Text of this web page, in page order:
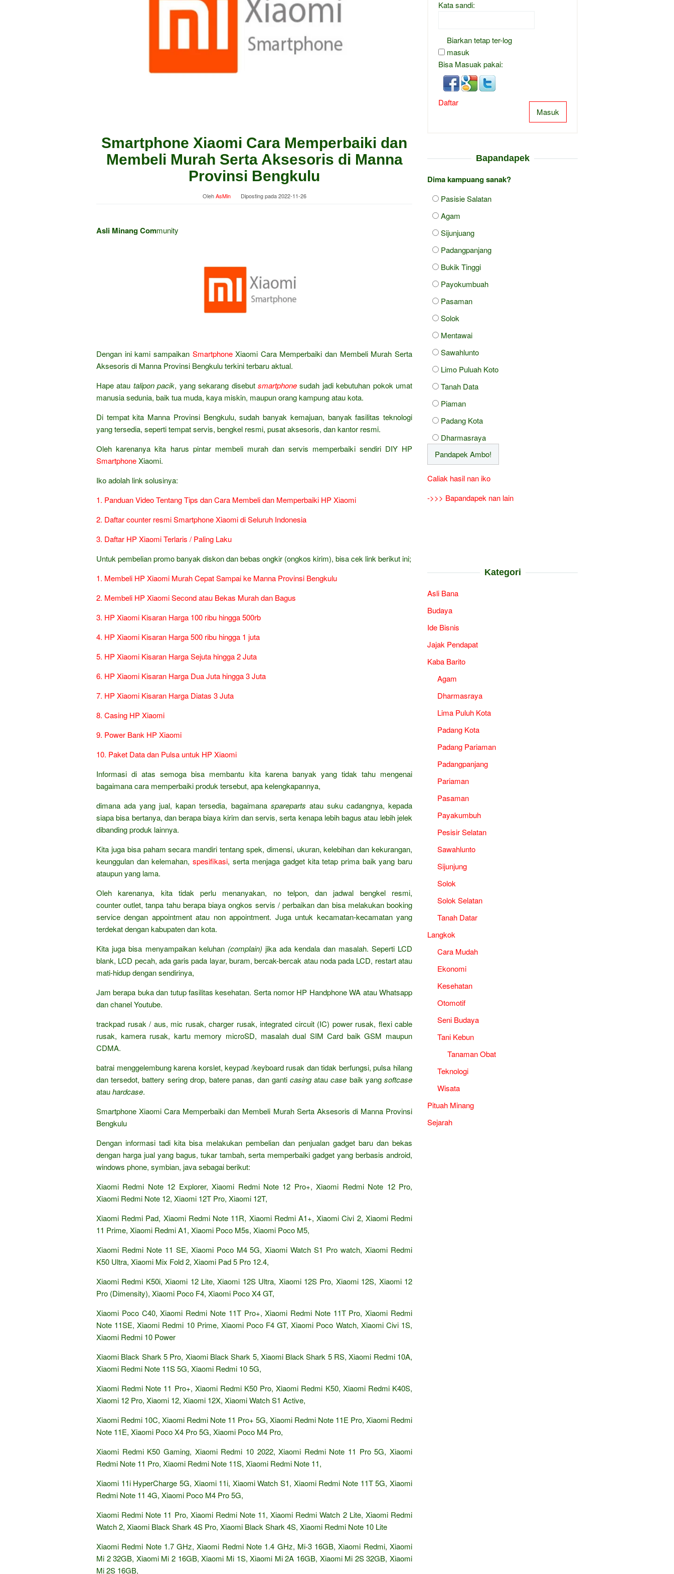
Smartphone Xiaomi Cara Memperbaiki dan
Membeli Murah Serta Aksesoris di Manna
Provinsi Bengkulu
OlehAsMin Diposting pada2022-11-26
Asli Minang Community
Dengan ini kami sampaikan SmartphoneXiaomi Cara Memperbaiki dan Membeli Murah Serta
Aksesoris di Manna Provinsi Bengkulu terkini terbaru aktual.
Hape atau talipon pacik, yang sekarang disebut smartphonesudah jadi kebutuhan pokok umat
manusia sedunia, baik tua muda, kaya miskin, maupun orang kampung atau kota.
Di tempat kita Manna Provinsi Bengkulu, sudah banyak kemajuan, banyak fasilitas teknologi
yang tersedia, seperti tempat servis, bengkel resmi, pusat aksesoris, dan kantor resmi.
Oleh karenanya kita harus pintar membeli murah dan servis memperbaiki sendiri DIY HP
SmartphoneXiaomi.
Iko adolah link solusinya:
1. Panduan Video Tentang Tips dan Cara Membeli dan Memperbaiki HP Xiaomi
2. Daftar counter resmi Smartphone Xiaomi di Seluruh Indonesia
3. Daftar HP Xiaomi Terlaris / Paling Laku
Untuk pembelian promo banyak diskon dan bebas ongkir (ongkos kirim), bisa cek link berikut ini;
1. Membeli HP Xiaomi Murah Cepat Sampai ke Manna Provinsi Bengkulu
2. Membeli HP Xiaomi Second atau Bekas Murah dan Bagus
3. HP Xiaomi Kisaran Harga 100 ribu hingga 500rb
4. HP Xiaomi Kisaran Harga 500 ribu hingga 1 juta
5. HP Xiaomi Kisaran Harga Sejuta hingga 2 Juta
6. HP Xiaomi Kisaran Harga Dua Juta hingga 3 Juta
7. HP Xiaomi Kisaran Harga Diatas 3 Juta
8. Casing HP Xiaomi
9. Power Bank HP Xiaomi
10. Paket Data dan Pulsa untuk HP Xiaomi
Informasi di atas semoga bisa membantu kita karena banyak yang tidak tahu mengenai
bagaimana cara memperbaiki produk tersebut, apa kelengkapannya,
dimana ada yang jual, kapan tersedia, bagaimana spareparts atau suku cadangnya, kepada
siapa bisa bertanya, dan berapa biaya kirim dan servis, serta kenapa lebih bagus atau lebih jelek
dibanding produk lainnya.
Kita juga bisa paham secara mandiri tentang spek, dimensi, ukuran, kelebihan dan kekurangan,
keunggulan dan kelemahan, spesifikasi, serta menjaga gadget kita tetap prima baik yang baru
ataupun yang lama.
Oleh karenanya, kita tidak perlu menanyakan, no telpon, dan jadwal bengkel resmi,
counter outlet, tanpa tahu berapa biaya ongkos servis / perbaikan dan bisa melakukan booking
service dengan appointment atau non appointment. Juga untuk kecamatan-kecamatan yang
terdekat dengan kabupaten dan kota.
Kita juga bisa menyampaikan keluhan (complain) jika ada kendala dan masalah. Seperti LCD
blank, LCD pecah, ada garis pada layar, buram, bercak-bercak atau noda pada LCD, restart atau
mati-hidup dengan sendirinya,
Jam berapa buka dan tutup fasilitas kesehatan. Serta nomor HP Handphone WA atau Whatsapp
dan chanel Youtube.
trackpad rusak / aus, mic rusak, charger rusak, integrated circuit (IC) power rusak, flexi cable
rusak, kamera rusak, kartu memory microSD, masalah dual SIM Card baik GSM maupun
CDMA.
batrai menggelembung karena korslet, keypad /keyboard rusak dan tidak berfungsi, pulsa hilang
dan tersedot, battery sering drop, batere panas, dan ganti casingataucase baik yangsoftcase
atauhardcase.
Smartphone Xiaomi Cara Memperbaiki dan Membeli Murah Serta Aksesoris di Manna Provinsi
Bengkulu
Dengan informasi tadi kita bisa melakukan pembelian dan penjualan gadget baru dan bekas
dengan harga jual yang bagus, tukar tambah, serta memperbaiki gadget yang berbasis android,
windows phone, symbian, java sebagai berikut:
Xiaomi Redmi Note 12 Explorer, Xiaomi Redmi Note 12 Pro+, Xiaomi Redmi Note 12 Pro,
Xiaomi Redmi Note 12, Xiaomi 12T Pro, Xiaomi 12T,
Xiaomi Redmi Pad, Xiaomi Redmi Note 11R, Xiaomi Redmi A1+, Xiaomi Civi 2, Xiaomi Redmi
11 Prime, Xiaomi Redmi A1, Xiaomi Poco M5s, Xiaomi Poco M5,
Xiaomi Redmi Note 11 SE, Xiaomi Poco M4 5G, Xiaomi Watch S1 Pro watch, Xiaomi Redmi
K50 Ultra, Xiaomi Mix Fold 2, Xiaomi Pad 5 Pro 12.4,
Xiaomi Redmi K50i, Xiaomi 12 Lite, Xiaomi 12S Ultra, Xiaomi 12S Pro, Xiaomi 12S, Xiaomi 12
Pro (Dimensity), Xiaomi Poco F4, Xiaomi Poco X4 GT,
Xiaomi Poco C40, Xiaomi Redmi Note 11T Pro+, Xiaomi Redmi Note 11T Pro, Xiaomi Redmi
Note 11SE, Xiaomi Redmi 10 Prime, Xiaomi Poco F4 GT, Xiaomi Poco Watch, Xiaomi Civi 1S,
Xiaomi Redmi 10 Power
Xiaomi Black Shark 5 Pro, Xiaomi Black Shark 5, Xiaomi Black Shark 5 RS, Xiaomi Redmi 10A,
Xiaomi Redmi Note 11S 5G, Xiaomi Redmi 10 5G,
Xiaomi Redmi Note 11 Pro+, Xiaomi Redmi K50 Pro, Xiaomi Redmi K50, Xiaomi Redmi K40S,
Xiaomi 12 Pro, Xiaomi 12, Xiaomi 12X, Xiaomi Watch S1 Active,
Xiaomi Redmi 10C, Xiaomi Redmi Note 11 Pro+ 5G, Xiaomi Redmi Note 11E Pro, Xiaomi Redmi
Note 11E, Xiaomi Poco X4 Pro 5G, Xiaomi Poco M4 Pro,
Xiaomi Redmi K50 Gaming, Xiaomi Redmi 10 2022, Xiaomi Redmi Note 11 Pro 5G, Xiaomi
Redmi Note 11 Pro, Xiaomi Redmi Note 11S, Xiaomi Redmi Note 11,
Xiaomi 11i HyperCharge 5G, Xiaomi 11i, Xiaomi Watch S1, Xiaomi Redmi Note 11T 5G, Xiaomi
Redmi Note 11 4G, Xiaomi Poco M4 Pro 5G,
Xiaomi Redmi Note 11 Pro, Xiaomi Redmi Note 11, Xiaomi Redmi Watch 2 Lite, Xiaomi Redmi
Watch 2, Xiaomi Black Shark 4S Pro, Xiaomi Black Shark 4S, Xiaomi Redmi Note 10 Lite
Xiaomi Redmi Note 1.7 GHz, Xiaomi Redmi Note 1.4 GHz, Mi-3 16GB, Xiaomi Redmi, Xiaomi
Mi 2 32GB, Xiaomi Mi 2 16GB, Xiaomi Mi 1S, Xiaomi Mi 2A 16GB, Xiaomi Mi 2S 32GB, Xiaomi
Mi 2S 16GB,
Kata sandi:
Biarkan tetap ter-log
masuk
Bisa Masuak pakai:
Masuk
Daftar
Bapandapek
Dima kampuang sanak?
Pasisie Salatan
Agam
Sijunjuang
Padangpanjang
Bukik Tinggi
Payokumbuah
Pasaman
Solok
Mentawai
Sawahlunto
Limo Puluah Koto
Tanah Data
Piaman
Padang Kota
Dharmasraya
Caliak hasil nan iko
->>> Bapandapek nan lain
Kategori
Asli Bana
Budaya
Ide Bisnis
Jajak Pendapat
Kaba Barito
Agam
Dharmasraya
Lima Puluh Kota
Padang Kota
Padang Pariaman
Padangpanjang
Pariaman
Pasaman
Payakumbuh
Pesisir Selatan
Sawahlunto
Sijunjung
Solok
Solok Selatan
Tanah Datar
Langkok
Cara Mudah
Ekonomi
Kesehatan
Otomotif
Seni Budaya
Tani Kebun
Tanaman Obat
Teknologi
Wisata
Pituah Minang
Sejarah